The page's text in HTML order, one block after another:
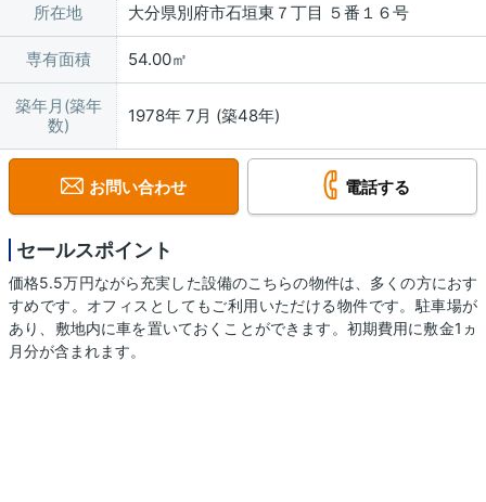
所在地 大分県別府市石垣東７丁目 ５番１６号
専有面積 54.00㎡
築年月(築年
数)
1978年 7月 (築48年)
お問い合わせ 電話する
セールスポイント
価格5.5万円ながら充実した設備のこちらの物件は、多くの方におす
すめです。オフィスとしてもご利用いただける物件です。駐車場が
あり、敷地内に車を置いておくことができます。初期費用に敷金1ヵ
月分が含まれます。